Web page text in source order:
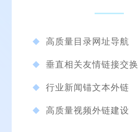
高质量目录网址导航
垂直相关友情链接交换
行业新闻锚文本外链
高质量视频外链建设